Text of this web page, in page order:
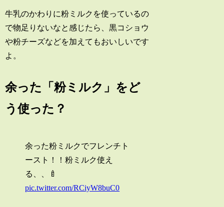
牛乳のかわりに粉ミルクを使っているの
で物足りないなと感じたら、黒コショウ
や粉チーズなどを加えてもおいしいです
よ。
余った「粉ミルク」をど
う使った？
余った粉ミルクでフレンチト
ースト！！粉ミルク使え
る、、🍼
pic.twitter.com/RCiyW8buC0